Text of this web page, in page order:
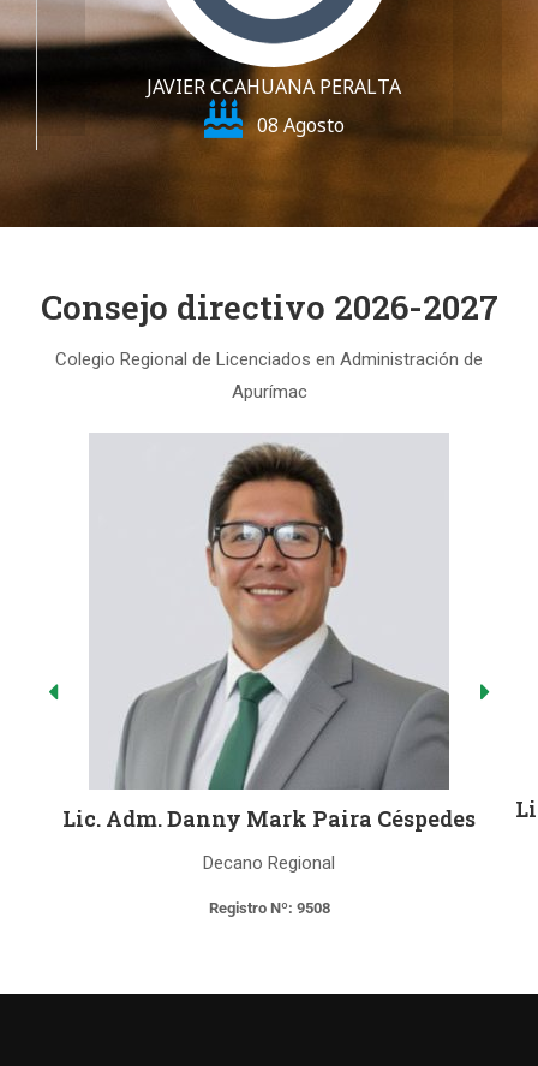
Consejo directivo 2026-2027
Colegio Regional de Licenciados en Administración de
Apurímac
Lic. Adm. Danny Mark Paira Céspedes
Decano Regional
Registro Nº: 9508